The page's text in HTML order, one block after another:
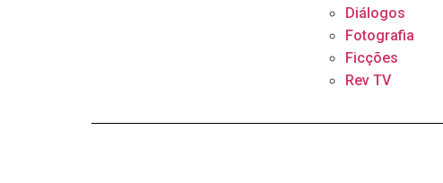
Diálogos
Fotografia
Ficções
Rev TV